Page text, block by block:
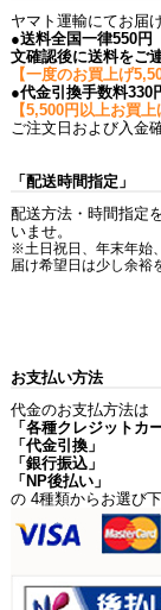
ヤマト運輸にてお届
●送料全国一律550
文確認後に送料をご
【一度のお買上げ
●代金引換手数料330
【5,500円以上お買
ご注文日および入金
「配送時間指定」
配送方法・時間指定
いませ。
※土日祝日、年末年始
届け希望日は少し余裕
お支払い方法
代金のお支払方法は
「各種クレジットカ
「代金引換」
「銀行振込」
「NP後払い」
の 4種類からお選び下